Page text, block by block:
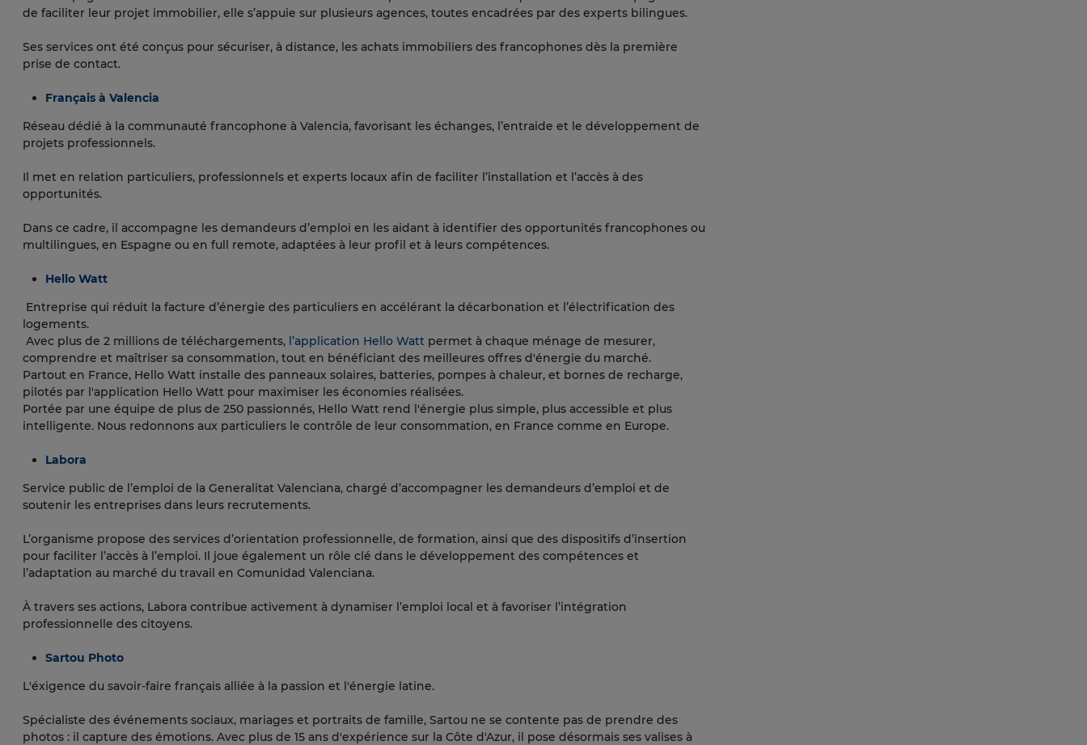
de faciliter leur projet immobilier, elle s’appuie sur plusieurs agences, toutes encadrées par des experts bilingues.
Ses services ont été conçus pour sécuriser, à distance, les achats immobiliers des francophones dès la première
prise de contact.
Français à Valencia
Réseau dédié à la communauté francophone à Valencia, favorisant les échanges, l’entraide et le développement de
projets professionnels.
Il met en relation particuliers, professionnels et experts locaux afin de faciliter l’installation et l’accès à des
opportunités.
Dans ce cadre, il accompagne les demandeurs d’emploi en les aidant à identifier des opportunités francophones ou
multilingues, en Espagne ou en full remote, adaptées à leur profil et à leurs compétences.
Hello Watt
Entreprise qui réduit la facture d’énergie des particuliers en accélérant la décarbonation et l’électrification des
logements.
Avec plus de 2 millions de téléchargements, l’application Hello Watt permet à chaque ménage de mesurer,
comprendre et maîtriser sa consommation, tout en bénéficiant des meilleures offres d'énergie du marché.
Partout en France, Hello Watt installe des panneaux solaires, batteries, pompes à chaleur, et bornes de recharge,
pilotés par l'application Hello Watt pour maximiser les économies réalisées.
Portée par une équipe de plus de 250 passionnés, Hello Watt rend l'énergie plus simple, plus accessible et plus
intelligente. Nous redonnons aux particuliers le contrôle de leur consommation, en France comme en Europe.
Labora
Service public de l’emploi de la Generalitat Valenciana, chargé d’accompagner les demandeurs d’emploi et de
soutenir les entreprises dans leurs recrutements.
L’organisme propose des services d’orientation professionnelle, de formation, ainsi que des dispositifs d’insertion
pour faciliter l’accès à l’emploi. Il joue également un rôle clé dans le développement des compétences et
l’adaptation au marché du travail en Comunidad Valenciana.
À travers ses actions, Labora contribue activement à dynamiser l’emploi local et à favoriser l’intégration
professionnelle des citoyens.
Sartou Photo
L'éxigence du savoir-faire français alliée à la passion et l'énergie latine.
Spécialiste des événements sociaux, mariages et portraits de famille, Sartou ne se contente pas de prendre des
photos : il capture des émotions. Avec plus de 15 ans d'expérience sur la Côte d'Azur, il pose désormais ses valises à